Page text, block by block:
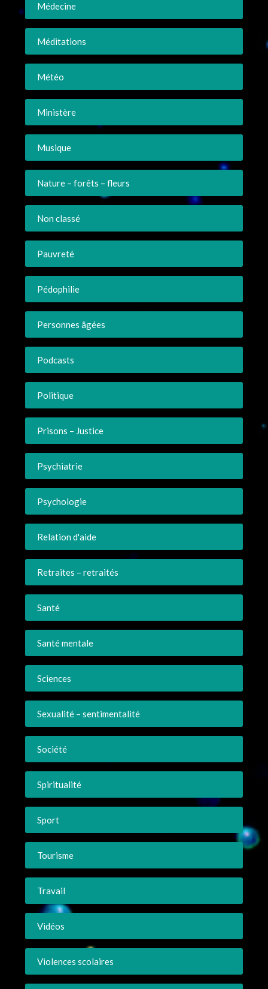
Médecine
Méditations
Météo
Ministère
Musique
Nature – forêts – fleurs
Non classé
Pauvreté
Pédophilie
Personnes âgées
Podcasts
Politique
Prisons – Justice
Psychiatrie
Psychologie
Relation d'aide
Retraites – retraités
Santé
Santé mentale
Sciences
Sexualité – sentimentalité
Société
Spiritualité
Sport
Tourisme
Travail
Vidéos
Violences scolaires